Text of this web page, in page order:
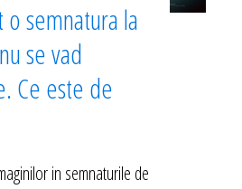
o semnatura la
se vad
Ce este de
in semnaturile de